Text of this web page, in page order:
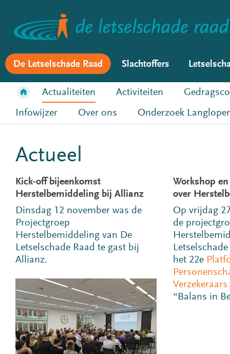
De Letselschade Raad Slachtoffers
Actualiteiten Activiteiten
Infowijzer
Over ons Onderzoek
Actueel
Kick-off bijeenkomst
Herstelbemiddeling bij Allianz
Dinsdag 12 november was de
Projectgroep
Herstelbemiddeling van De
Letselschade Raad te gast bij
Allianz.
Workshop
over
Op vrijdag
de
het 22e
Verzekeraars
“Balans in